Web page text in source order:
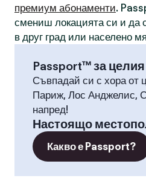
премиум абонаменти.
смениш локацията си и да
в друг град или населено
Passport™ за
Съвпадай си с хора от
Париж, Лос Анджелис,
напред!
Настоящо
Какво е Passport?